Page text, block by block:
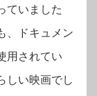
ていました
、ドキュメン
用されてい
しい映画でし